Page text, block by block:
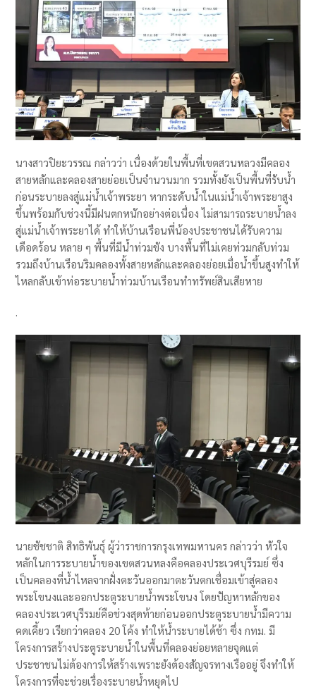
นางสาวปิยะวรรณ กล่าวว่า เนื่องด้วยในพื้นที่เขตสวนหลวงมีคลอง
สายหลักและคลองสายย่อยเป็นจำนวนมาก รวมทั้งยังเป็นพื้นที่รับน้ำ
ก่อนระบายลงสู่แม่น้ำเจ้าพระยา หากระดับน้ำในแม่น้ำเจ้าพระยาสูง
ขึ้นพร้อมกับช่วงนี้มีฝนตกหนักอย่างต่อเนื่อง ไม่สามารถระบายน้ำลง
สู่แม่น้ำเจ้าพระยาได้ ทำให้บ้านเรือนพี่น้องประชาชนได้รับความ
เดือดร้อน หลาย ๆ พื้นที่มีน้ำท่วมขัง บางพื้นที่ไม่เคยท่วมกลับท่วม
รวมถึงบ้านเรือนริมคลองทั้งสายหลักและคลองย่อยเมื่อน้ำขึ้นสูงทำให้
ไหลกลับเข้าท่อระบายน้ำท่วมบ้านเรือนทำทรัพย์สินเสียหาย
.
นายชัชชาติ สิทธิพันธุ์ ผู้ว่าราชการกรุงเทพมหานคร กล่าวว่า หัวใจ
หลักในการระบายน้ำของเขตสวนหลงคือคลองประเวศบุรีรมย์ ซึ่ง
เป็นคลองที่น้ำไหลจากฝั่งตะวันออกมาตะวันตกเชื่อมเข้าสู่คลอง
พระโขนงและออกประตูระบายน้ำพระโขนง โดยปัญหาหลักของ
คลองประเวศบุรีรมย์คือช่วงสุดท้ายก่อนออกประตูระบายน้ำมีความ
คดเคี้ยว เรียกว่าคลอง 20 โค้ง ทำให้น้ำระบายได้ช้า ซึ่ง กทม. มี
โครงการสร้างประตูระบายน้ำในพื้นที่คลองย่อยหลายจุดแต่
ประชาชนไม่ต้องการให้สร้างเพราะยังต้องสัญจรทางเรืออยู่ จึงทำให้
โครงการที่จะช่วยเรื่องระบายน้ำหยุดไป